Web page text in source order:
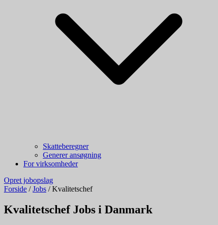
Skatteberegner
Generer ansøgning
For virksomheder
Opret jobopslag
Forside / Jobs / Kvalitetschef
Kvalitetschef Jobs i Danmark